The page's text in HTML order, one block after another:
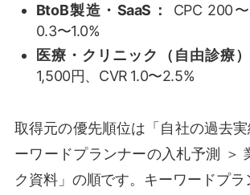
BtoB製造・SaaS：
CPC 200
0.3〜1.0%
医療・クリニック（自由診療）
1,500円、CVR 1.0〜2.5%
取得元の優先順位は「自社の過去
ーワードプランナーの入札予測 ＞
ク資料」の順です。キーワードプラ